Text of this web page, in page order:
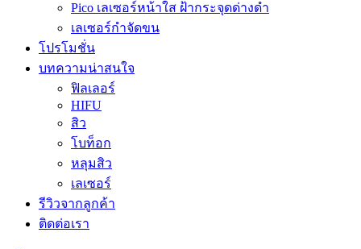
Pico เลเซอร์หน้าใส ฝ้ากระจุดด่างดำ
เลเซอร์กำจัดขน
โปรโมชั่น
บทความน่าสนใจ
ฟิลเลอร์
HIFU
สิว
โบท็อก
หลุมสิว
เลเซอร์
รีวิวจากลูกค้า
ติดต่อเรา